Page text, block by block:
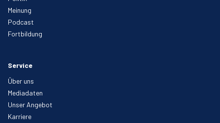
Meinung
Podcast
Fortbildung
Service
Über uns
Mediadaten
Unser Angebot
Karriere